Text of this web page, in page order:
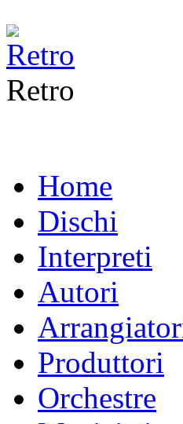
Retro
Home
Dischi
Interpreti
Autori
Produttori
Orchestre